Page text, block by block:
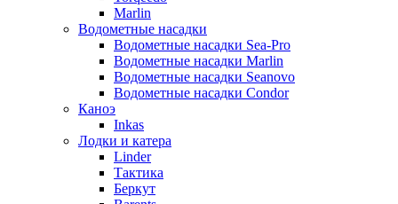
Marlin
Водометные насадки
Водометные насадки Sea-Pro
Водометные насадки Marlin
Водометные насадки Seanovo
Водометные насадки Condor
Каноэ
Inkas
Лодки и катера
Linder
Тактика
Беркут